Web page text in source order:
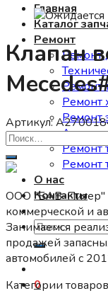
Главная
Каталог
Ремонт
Ремонт
Ремонт
Ремонт
Ремонт
Ремонт
Ремонт
О нас
Контакты
Искать:
0
Клапан
Артикул:
ООО "БАВ-Питер"
коммерческой и
Занимаемся
продажей
автомобилей c
Категории товаров